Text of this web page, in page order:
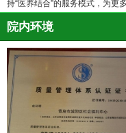
持“医养结合”的服务模式，为更
院内环境